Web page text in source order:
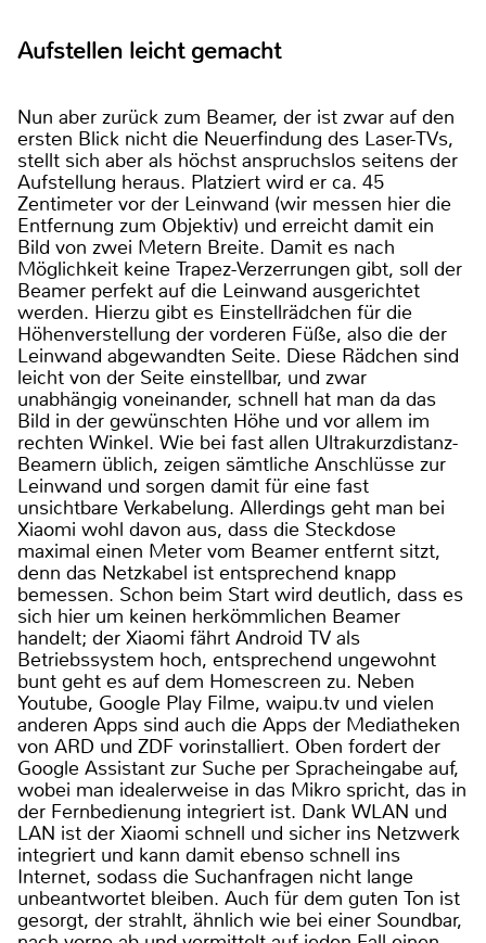
Aufstellen leicht gemacht
Nun aber zurück zum Beamer, der ist zwar auf den
ersten Blick nicht die Neuerfindung des Laser-TVs,
stellt sich aber als höchst anspruchslos seitens der
Aufstellung heraus. Platziert wird er ca. 45
Zentimeter vor der Leinwand (wir messen hier die
Entfernung zum Objektiv) und erreicht damit ein
Bild von zwei Metern Breite. Damit es nach
Möglichkeit keine Trapez-Verzerrungen gibt, soll der
Beamer perfekt auf die Leinwand ausgerichtet
werden. Hierzu gibt es Einstellrädchen für die
Höhenverstellung der vorderen Füße, also die der
Leinwand abgewandten Seite. Diese Rädchen sind
leicht von der Seite einstellbar, und zwar
unabhängig voneinander, schnell hat man da das
Bild in der gewünschten Höhe und vor allem im
rechten Winkel. Wie bei fast allen Ultrakurzdistanz-
Beamern üblich, zeigen sämtliche Anschlüsse zur
Leinwand und sorgen damit für eine fast
unsichtbare Verkabelung. Allerdings geht man bei
Xiaomi wohl davon aus, dass die Steckdose
maximal einen Meter vom Beamer entfernt sitzt,
denn das Netzkabel ist entsprechend knapp
bemessen. Schon beim Start wird deutlich, dass es
sich hier um keinen herkömmlichen Beamer
handelt; der Xiaomi fährt Android TV als
Betriebssystem hoch, entsprechend ungewohnt
bunt geht es auf dem Homescreen zu. Neben
Youtube, Google Play Filme, waipu.tv und vielen
anderen Apps sind auch die Apps der Mediatheken
von ARD und ZDF vorinstalliert. Oben fordert der
Google Assistant zur Suche per Spracheingabe auf,
wobei man idealerweise in das Mikro spricht, das in
der Fernbedienung integriert ist. Dank WLAN und
LAN ist der Xiaomi schnell und sicher ins Netzwerk
integriert und kann damit ebenso schnell ins
Internet, sodass die Suchanfragen nicht lange
unbeantwortet bleiben. Auch für dem guten Ton ist
gesorgt, der strahlt, ähnlich wie bei einer Soundbar,